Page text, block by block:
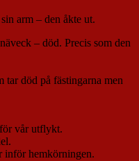
arm – den åkte ut.
– död. Precis som den
tar död på fästingarna men
vår utflykt.
hemkörningen.